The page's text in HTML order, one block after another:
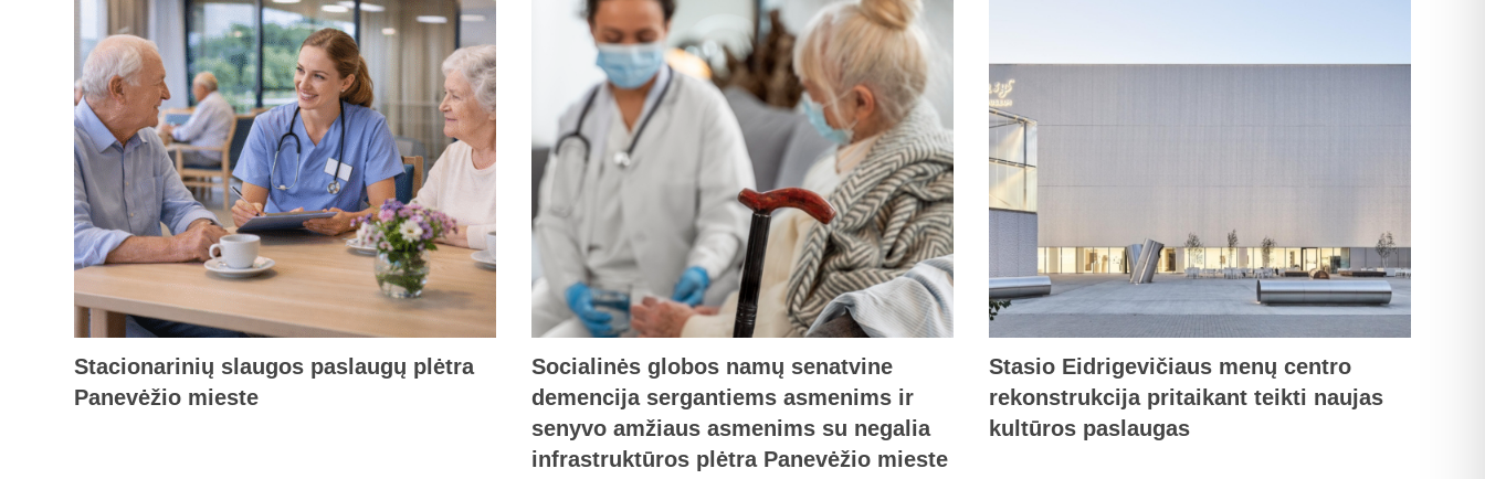
Stacionarinių slaugos paslaugų plėtra
Panevėžio mieste
Socialinės globos namų senatvine
demencija sergantiems asmenims ir
senyvo amžiaus asmenims su negalia
infrastruktūros plėtra Panevėžio mieste
Stasio Eidrigevičiaus menų centro
rekonstrukcija pritaikant teikti naujas
kultūros paslaugas